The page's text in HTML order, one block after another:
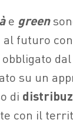
e green
futuro
su un
di
con il